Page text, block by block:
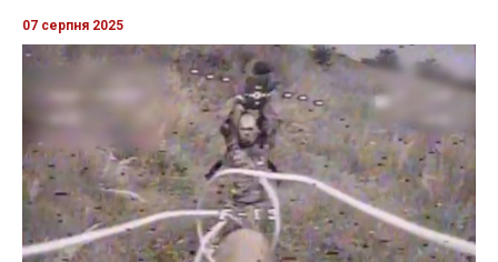
07 серпня 2025